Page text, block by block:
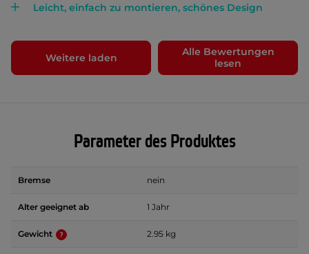
Leicht, einfach zu montieren, schönes Design
Weitere laden
Alle Bewertungen
lesen
Parameter des Produktes
Bremse nein
Alter geeignet ab 1 Jahr
Gewicht 2.95 kg